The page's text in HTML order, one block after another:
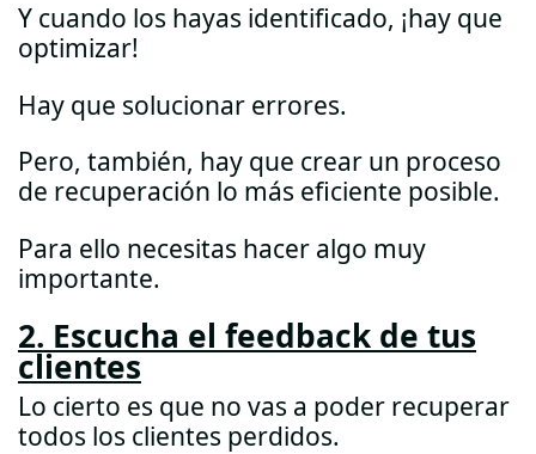
Y cuando los hayas identificado, ¡hay que
optimizar!
Hay que solucionar errores.
Pero, también, hay que crear un proceso
de recuperación lo más eficiente posible.
Para ello necesitas hacer algo muy
importante.
2. Escucha el feedback de tus
clientes
Lo cierto es que no vas a poder recuperar
todos los clientes perdidos.